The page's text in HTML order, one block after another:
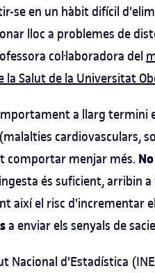
se en un hàbit difícil
lloc a problemes de
col·laboradora del
la Salut de la Universitat
a llarg termini
(malalties cardiovasculars,
comportar menjar més.
és suficient,arribin a
així el risc d'incrementar
a enviar els senyals de
Nacional d'Estadística